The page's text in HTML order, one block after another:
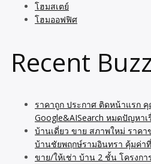
โฮมสเตย์
โฮมออฟฟิศ
Recent
ราคาถูก ประกาศ ติดหน้าแรก
Google&AISearch หมดปัญหา
บ้านเดี่ยว ขาย สภาพใหม่ ราคา
บ้านชัยพฤกษ์รามอินทรา คุ้มค่า
ขาย/ให้เช่า บ้าน 2 ชั้น โครงกา